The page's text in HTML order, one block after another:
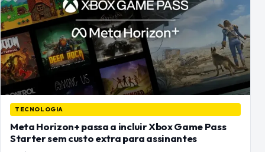
TECNOLOGIA
Meta Horizon+ passa a incluir Xbox Game Pass
Starter sem custo extra para assinantes